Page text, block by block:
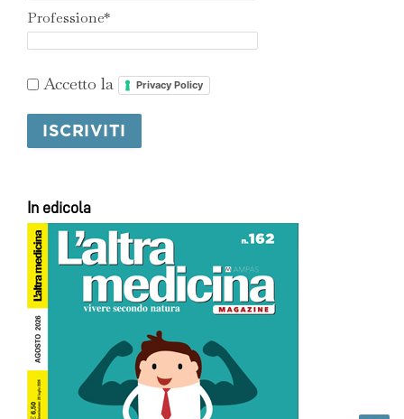
Professione*
Accetto la Privacy Policy
In edicola